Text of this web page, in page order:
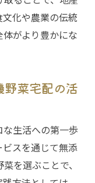
化や農業の伝統
がより豊かにな
菜宅配の活
生活への第一歩
スを通じて無添
を選ぶことで、